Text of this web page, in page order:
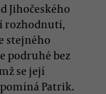
Jihočeského
rozhodnutí,
stejného
podruhé bez
se její
Patrik.